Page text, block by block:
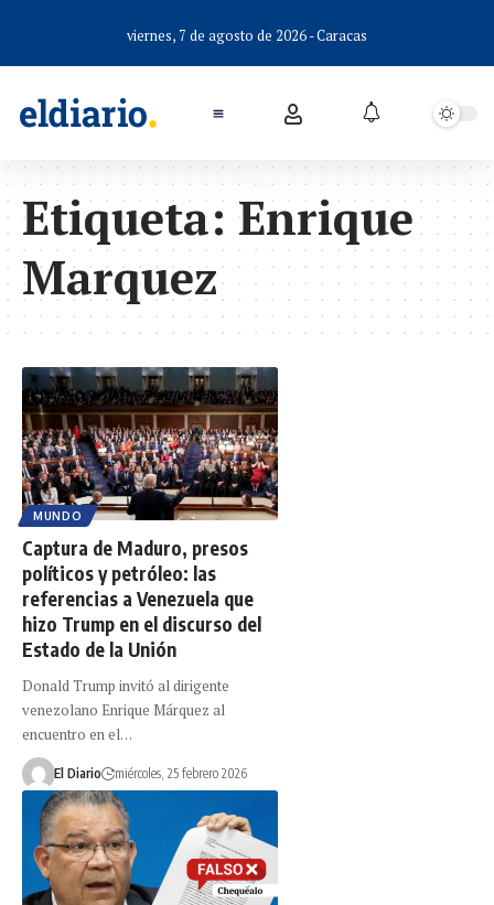
viernes, 7 de agosto de 2026 - Caracas
Etiqueta: Enrique
Marquez
MUNDO
Captura de Maduro, presos
políticos y petróleo: las
referencias a Venezuela que
hizo Trump en el discurso del
Estado de la Unión
Donald Trump invitó al dirigente
venezolano Enrique Márquez al
encuentro en el…
El Diario miércoles, 25 febrero 2026